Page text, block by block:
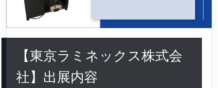
【東京ラミネックス株式会
社】出展内容